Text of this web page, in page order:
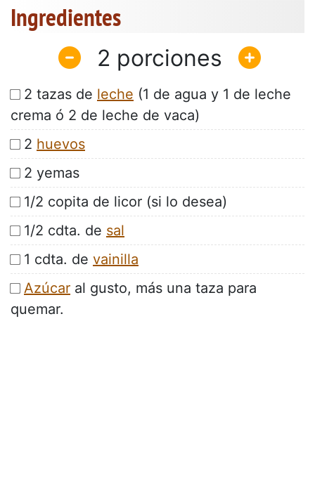
Ingredientes
2
2 tazas de leche (1 de agua y 1 de leche
crema ó 2 de leche de vaca)
2 huevos
2 yemas
1/2 copita de licor (si lo desea)
1/2 cdta. de sal
1 cdta. de vainilla
Azúcar al gusto, más una taza para
quemar.